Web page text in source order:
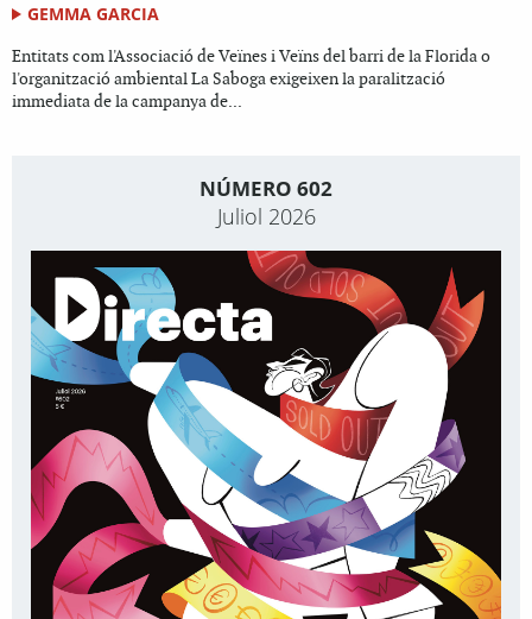
GEMMA GARCIA
Entitats com l'Associació de Veïnes i Veïns del barri de la Florida o
l'organització ambiental La Saboga exigeixen la paralització
immediata de la campanya de...
NÚMERO 602
Juliol 2026